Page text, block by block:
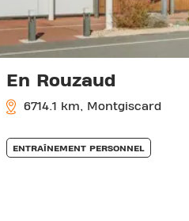
En Rouzaud
6714.1 km, Montgiscard
ENTRAÎNEMENT PERSONNEL